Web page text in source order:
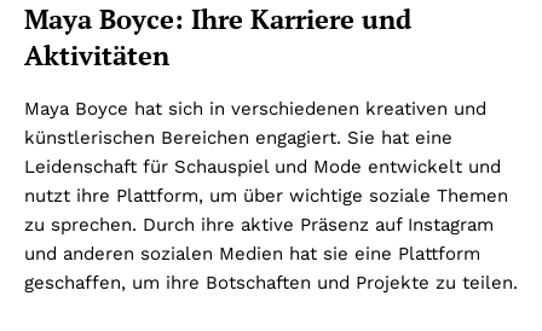
Maya Boyce: Ihre Karriere und
Aktivitäten
Maya Boyce hat sich in verschiedenen kreativen und
künstlerischen Bereichen engagiert. Sie hat eine
Leidenschaft für Schauspiel und Mode entwickelt und
nutzt ihre Plattform, um über wichtige soziale Themen
zu sprechen. Durch ihre aktive Präsenz auf Instagram
und anderen sozialen Medien hat sie eine Plattform
geschaffen, um ihre Botschaften und Projekte zu teilen.